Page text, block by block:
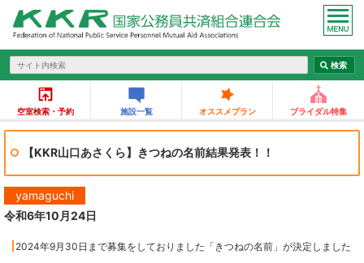
空室検索・予約 施設一覧 オススメプラン ブライダル特集
【KKR山口あさくら】きつねの名前結果発表！！
yamaguchi
令和6年10月24日
2024年9月30日まで募集をしておりました 「きつねの名前」が決定しました